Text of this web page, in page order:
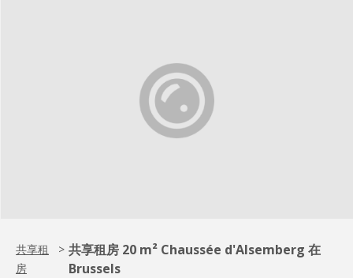
共享租
房
> 共享租房 20 m² Chaussée d'Alsemberg 在
Brussels